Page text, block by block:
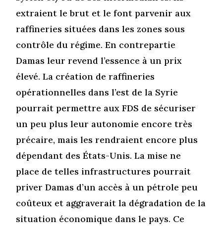
extraient le brut et le font parvenir aux
raffineries situées dans les zones sous
contrôle du régime. En contrepartie
Damas leur revend l’essence à un prix
élevé. La création de raffineries
opérationnelles dans l’est de la Syrie
pourrait permettre aux FDS de sécuriser
un peu plus leur autonomie encore très
précaire, mais les rendraient encore plus
dépendant des États-Unis. La mise ne
place de telles infrastructures pourrait
priver Damas d’un accès à un pétrole peu
coûteux et aggraverait la dégradation de la
situation économique dans le pays. Ce